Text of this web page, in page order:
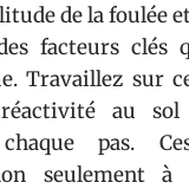
de la foulée
facteurs clés
Travaillez sur
au
pas.
seulement à